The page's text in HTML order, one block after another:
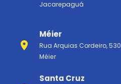
Jacarepaguá
Méier
Rua Arquias Cordeiro, 530
Méier
Santa Cruz